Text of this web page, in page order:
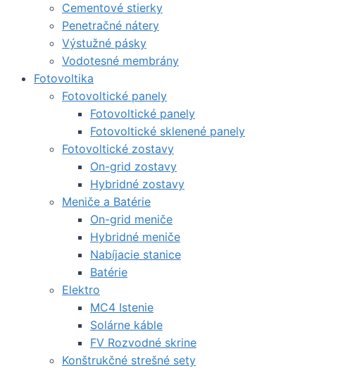
Cementové stierky
Penetračné nátery
Výstužné pásky
Vodotesné membrány
Fotovoltika
Fotovoltické panely
Fotovoltické panely
Fotovoltické sklenené panely
Fotovoltické zostavy
On-grid zostavy
Hybridné zostavy
Meniče a Batérie
On-grid meniče
Hybridné meniče
Nabíjacie stanice
Batérie
Elektro
MC4 Istenie
Solárne káble
FV Rozvodné skrine
Konštrukčné strešné sety